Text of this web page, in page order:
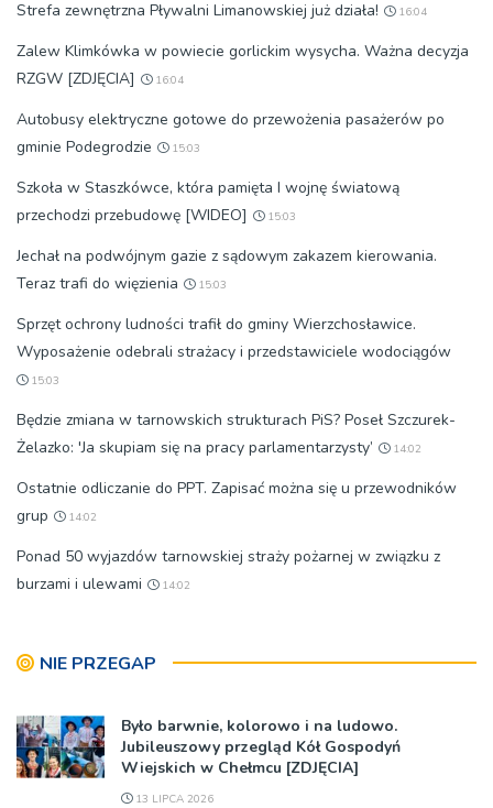
Strefa zewnętrzna Pływalni Limanowskiej już działa! 16:04
Zalew Klimkówka w powiecie gorlickim wysycha. Ważna decyzja
RZGW [ZDJĘCIA]
16:04
Autobusy elektryczne gotowe do przewożenia pasażerów po
gminie Podegrodzie
15:03
Szkoła w Staszkówce, która pamięta I wojnę światową
przechodzi przebudowę [WIDEO]
15:03
Jechał na podwójnym gazie z sądowym zakazem kierowania.
Teraz trafi do więzienia
15:03
Sprzęt ochrony ludności trafił do gminy Wierzchosławice.
Wyposażenie odebrali strażacy i przedstawiciele wodociągów
15:03
Będzie zmiana w tarnowskich strukturach PiS? Poseł Szczurek-
Żelazko: 'Ja skupiam się na pracy parlamentarzysty’
14:02
Ostatnie odliczanie do PPT. Zapisać można się u przewodników
grup
14:02
Ponad 50 wyjazdów tarnowskiej straży pożarnej w związku z
burzami i ulewami
14:02
NIE PRZEGAP
Było barwnie, kolorowo i na ludowo.
Jubileuszowy przegląd Kół Gospodyń
Wiejskich w Chełmcu [ZDJĘCIA]
13 LIPCA 2026